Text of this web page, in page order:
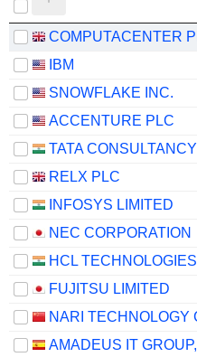
COMPUTACENTER
IBM
SNOWFLAKE INC.
ACCENTURE PLC
RELX PLC
INFOSYS LIMITED
NEC CORPORATION
FUJITSU LIMITED
AMADEUS IT